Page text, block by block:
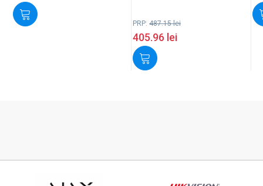
PRP: 487.15lei
405.96 lei